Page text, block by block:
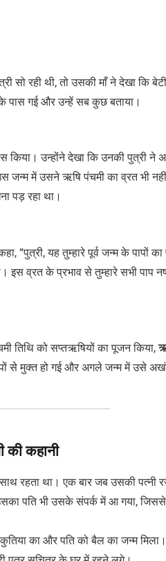
सो रही थी, तो उसकी माँ ने देखा कि
पास गई और उन्हें सब कुछ बताया।
किया। उन्होंने देखा कि उनकी पुत्री ने
जन्म में उसने ऋषि पंचमी का व्रत भी
पड़ रहा था।
“पुत्री, यह तुम्हारे पूर्व जन्म के पापों
इस व्रत के प्रभाव से तुम्हारे सभी पाप
तिथि को सप्तऋषियों का पूजन किया,
से मुक्त हो गई और अगले जन्म में उसे अखंड
कहानी
रहता था। एक बार जब उसकी पत्नी
पति भी उसके संपर्क में आ गया, जिससे
का और पति को बैल का जन्म